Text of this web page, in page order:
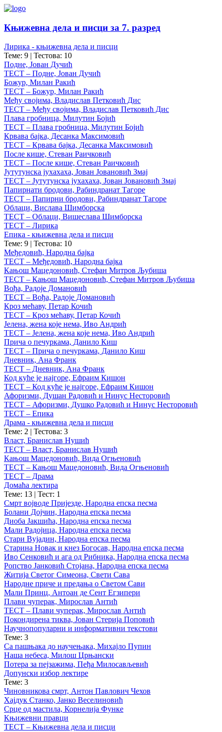
Књижевна дела и писци за 7. разред
Лирика - књижевна дела и писци
Теме: 9 | Тестова: 10
Подне, Јован Дучић
ТЕСТ – Подне, Јован Дучић
Божур, Милан Ракић
ТЕСТ – Божур, Милан Ракић
Међу својима, Владислав Петковић Дис
ТЕСТ – Међу својима, Владислав Петковић Дис
Плава гробница, Милутин Бојић
ТЕСТ – Плава гробница, Милутин Бојић
Крвава бајка, Десанка Максимовић
ТЕСТ – Крвава бајка, Десанка Максимовић
После кише, Стеван Раичковић
ТЕСТ – После кише, Стеван Раичковић
Јутутунска јухахаха, Јован Јовановић Змај
ТЕСТ – Јутутунска јухахаха, Јован Јовановић Змај
Папирнати бродови, Рабиндранат Тагоре
ТЕСТ – Папирни бродови, Рабиндранат Тагоре
Облаци, Вислава Шимборска
ТЕСТ – Облаци, Вишеслава Шимборска
ТЕСТ – Лирика
Епика - књижевна дела и писци
Теме: 9 | Тестова: 10
Међедовић, Народна бајка
ТЕСТ – Међедовић, Народна бајка
Кањош Мацедоновић, Стефан Митров Љубиша
ТЕСТ – Кањош Мацедоновић, Стефан Митров Љубиша
Вођа, Радоје Домановић
ТЕСТ – Вођа, Радоје Домановић
Кроз мећаву, Петар Кочић
ТЕСТ – Кроз мећаву, Петар Кочић
Јелена, жена које нема, Иво Андрић
ТЕСТ – Јелена, жена које нема, Иво Андрић
Прича о печуркама, Данило Киш
ТЕСТ – Прича о печуркама, Данило Киш
Дневник, Ана Франк
ТЕСТ – Дневник, Ана Франк
Код куће је најгоре, Ефраим Кишон
ТЕСТ – Код куће је најгоре, Ефраим Кишон
Афоризми, Душан Радовић и Нинус Несторовић
ТЕСТ – Афоризми, Душко Радовић и Нинус Несторовић
ТЕСТ – Епика
Драма - књижевна дела и писци
Теме: 2 | Тестова: 3
Власт, Бранислав Нушић
ТЕСТ – Власт, Бранислав Нушић
Кањош Мацедоновић, Вида Огњеновић
ТЕСТ – Кањош Мацедоновић, Вида Огњеновић
ТЕСТ – Драма
Домаћа лектира
Теме: 13 | Тест: 1
Смрт војводе Пријезде, Народна епска песма
Болани Дојчин, Народна епска песма
Диоба Јакшића, Народна епска песма
Мали Радојица, Народна епска песма
Стари Вујадин, Народна епска песма
Старина Новак и кнез Богосав, Народна епска песма
Иво Сенковић и ага од Рибника, Народна епска песма
Ропство Јанковић Стојана, Народна епска песма
Житија Светог Симеона, Свети Сава
Народне приче и предања о Светом Сави
Мали Принц, Антоан де Сент Егзипери
Плави чуперак, Мирослав Антић
ТЕСТ – Плави чуперак, Мирослав Антић
Покондирена тиква, Јован Стерија Поповић
Научнопопуларни и информативни текстови
Теме: 3
Са пашњака до научењака, Михајло Пупин
Наша небеса, Милош Црњански
Потера за пејзажима, Пеђа Милосављевић
Допунски избор лектире
Теме: 3
Чиновникова смрт, Антон Павлович Чехов
Хајдук Станко, Јанко Веселиновић
Срце од мастила, Корнелија Функе
Књижевни правци
ТЕСТ – Књижевна дела и писци